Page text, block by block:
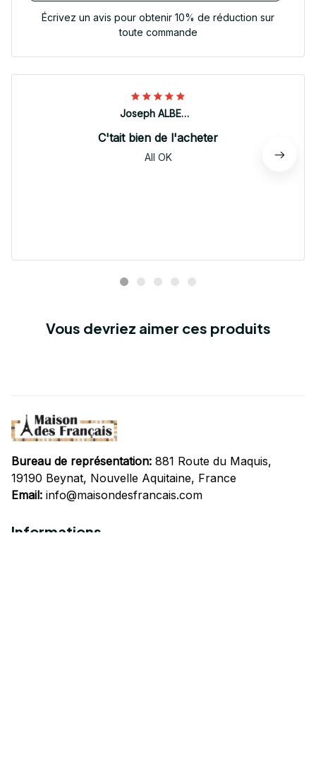
Écrivez un avis pour obtenir 10% de réduction sur
toute commande
Joseph ALBERTINI
C'tait bien de l'acheter
All OK
Vous devriez aimer ces produits
Bureau de représentation: 881 Route du Maquis,
19190 Beynat, Nouvelle Aquitaine, France
Email: info@maisondesfrancais.com
Informations